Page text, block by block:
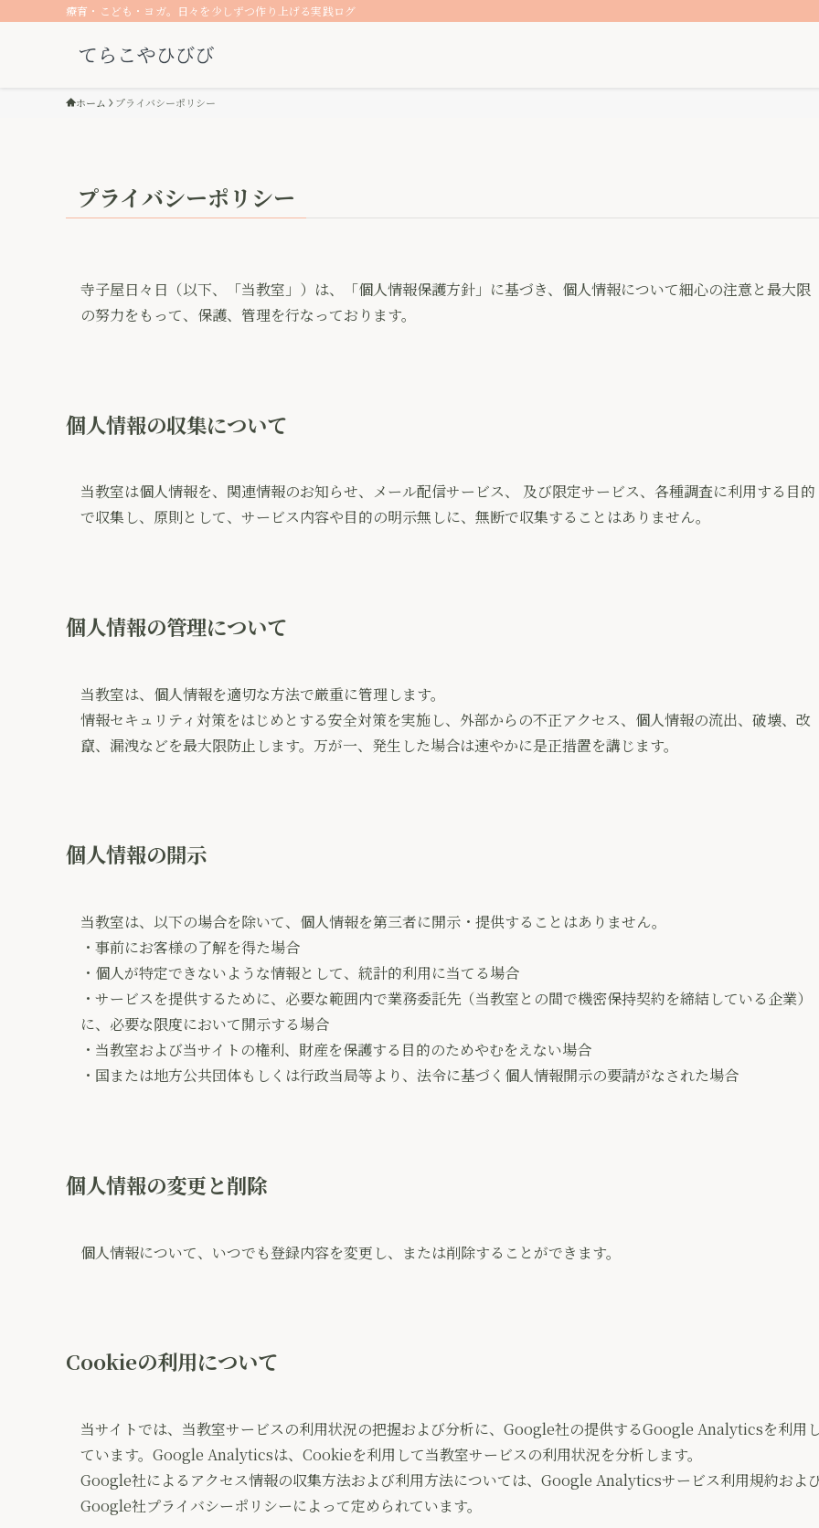
療育・こども・ヨガ。日々を少しずつ作り上げる実践ログ
ホーム プライバシーポリシー
プライバシーポリシー
寺子屋日々日（以下、「当教室」）は、「個人情報保護方針」に基づき、個人情報について細心の注意と最大限
の努力をもって、保護、管理を行なっております。
個人情報の収集について
当教室は個人情報を、関連情報のお知らせ、メール配信サービス、 及び限定サービス、各種調査に利用する目的
で収集し、原則として、サービス内容や目的の明示無しに、無断で収集することはありません。
個人情報の管理について
当教室は、個人情報を適切な方法で厳重に管理します。
情報セキュリティ対策をはじめとする安全対策を実施し、外部からの不正アクセス、個人情報の流出、破壊、改
竄、漏洩などを最大限防止します。万が一、発生した場合は速やかに是正措置を講じます。
個人情報の開示
当教室は、以下の場合を除いて、個人情報を第三者に開示・提供することはありません。
・事前にお客様の了解を得た場合
・個人が特定できないような情報として、統計的利用に当てる場合
・サービスを提供するために、必要な範囲内で業務委託先（当教室との間で機密保持契約を締結している企業）
に、必要な限度において開示する場合
・当教室および当サイトの権利、財産を保護する目的のためやむをえない場合
・国または地方公共団体もしくは行政当局等より、法令に基づく個人情報開示の要請がなされた場合
個人情報の変更と削除
個人情報について、いつでも登録内容を変更し、または削除することができます。
Cookieの利用について
当サイトでは、当教室サービスの利用状況の把握および分析に、Google社の提供するGoogle Analyticsを利用
ています。Google Analyticsは、Cookieを利用して当教室サービスの利用状況を分析します。
Google社によるアクセス情報の収集方法および利用方法については、Google Analyticsサービス利用規約およ
Google社プライバシーポリシーによって定められています。